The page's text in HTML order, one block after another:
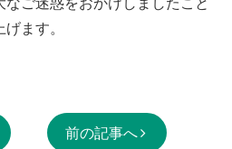
ます。
前の記事へ